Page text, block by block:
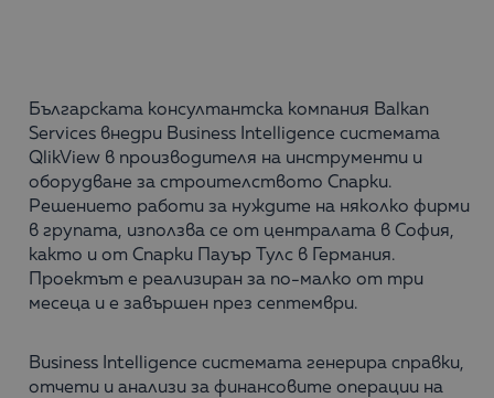
Българската консултантска компания Balkan
Services внедри Business Intelligence системата
QlikView в производителя на инструменти и
оборудване за строителството Спарки.
Решението работи за нуждите на няколко фирми
в групата, използва се от централата в София,
както и от Спарки Пауър Тулс в Германия.
Проектът е реализиран за по-малко от три
месеца и е завършен през септември.
Business Intelligence системата генерира справки,
отчети и анализи за финансовите операции на